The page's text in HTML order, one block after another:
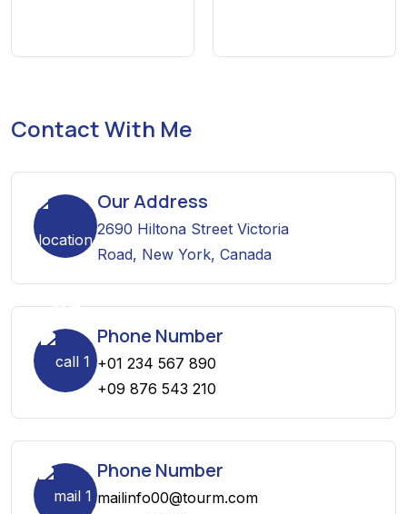
Contact With Me
Our Address
2690 Hiltona Street Victoria
Road, New York, Canada
Phone Number
+01 234 567 890
+09 876 543 210
Phone Number
mailinfo00@tourm.com